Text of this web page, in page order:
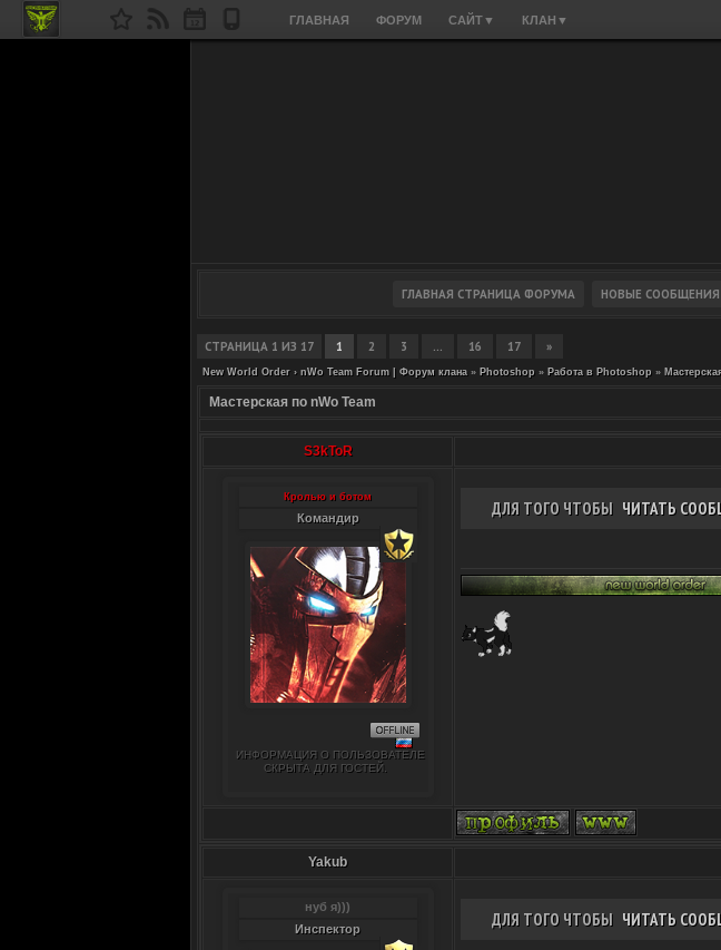
ГЛАВНАЯ ФОРУМ САЙТ▼ КЛАН ▼
СТРАНИЦА 1 ИЗ 17 1 2 3 … 16 17 »
New World Order › nWo Team Forum | Форум клана » Photoshop » Работа в Photoshop »
Мастерская по nWo Team
S3kToR
Кролью и ботом
Командир
ИНФОРМАЦИЯ О ПОЛЬЗОВАТЕЛЕ
СКРЫТА ДЛЯ ГОСТЕЙ.
ДЛЯ ТОГО ЧТОБЫ ЧИТАТЬ
Yakub
нуб я)))
Инспектор
ДЛЯ ТОГО ЧТОБЫ ЧИТАТЬ